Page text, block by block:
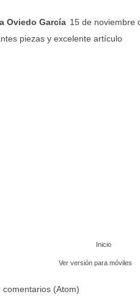
Oviedo García 15 de noviembre
piezas y excelente artículo
Inicio
Ver versión para móviles
comentarios (Atom)